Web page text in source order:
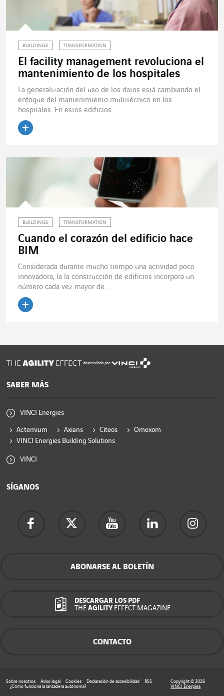
BUILDINGS TRANSFORMATION
El facility management revoluciona el
mantenimiento de los hospitales
La generalización del uso de los datos está cambiando el
enfoque del mantenimiento multitécnico en los
hospitales. En estos edificios...
BUILDINGS TRANSFORMATION
Cuando el corazón del edificio hace
BIM
Considerada durante mucho tiempo una actividad poco
innovadora, la la construcción de edificios incorpora un
número cada vez mayor de...
desarrollado por
SABER MÁS
VINCI Energies
Actemium Axians Citeos
Omexom
VINCI Energies Building Solutions
VINCI
SÍGANOS
ABONARSE AL BOLETÍN
DESCARGAR LOS PDF
THE AGILITY EFFECT MAGAZINE
CONTACTO
Sobre nosotros Aviso legal Cookies Declaración de accesibilidad
RSS
¿Cómo funciona la lanzadera autónoma?
Copyright © 2026
VINCI Energies